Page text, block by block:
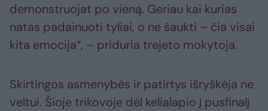
demonstruojat po vieną. Geriau kai kurias
natas padainuoti tyliai, o ne šaukti – čia visai
kita emocija“, – priduria trejeto mokytoja.
Skirtingos asmenybės ir patirtys išryškėja ne
veltui. Šioje trikovoje dėl kelialapio į pusfinalį